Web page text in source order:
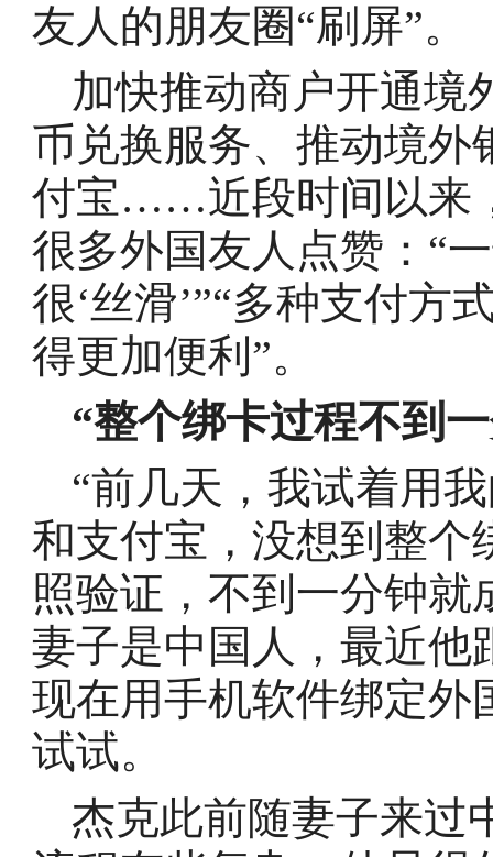
友人的朋友圈“刷屏”。
加快推动商户开通境
币兑换服务、推动境外
付宝……近段时间以来
很多外国友人点赞：“
很‘丝滑’”“多种支付方
得更加便利”。
“整个绑卡过程不到
“前几天，我试着用
和支付宝，没想到整个
照验证，不到一分钟就
妻子是中国人，最近他
现在用手机软件绑定外
试试。
杰克此前随妻子来过